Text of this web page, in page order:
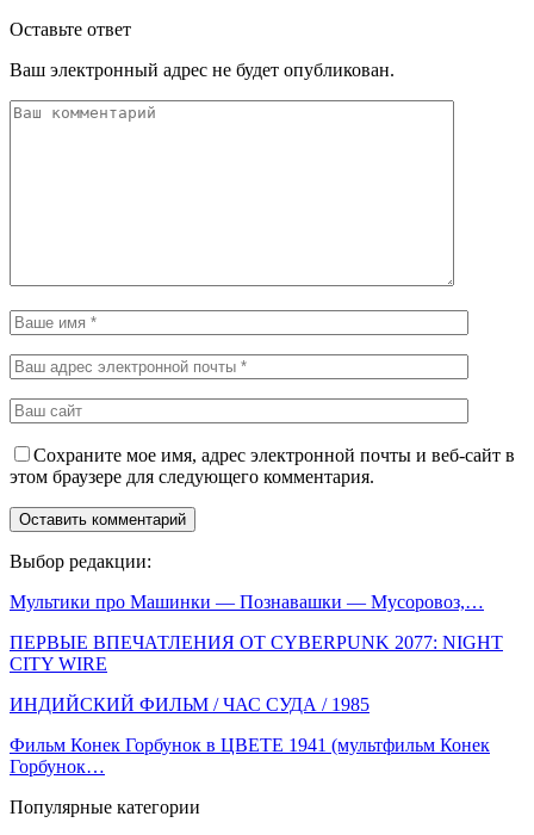
Оставьте ответ
Ваш электронный адрес не будет опубликован.
Сохраните мое имя, адрес электронной почты и веб-сайт в
этом браузере для следующего комментария.
Выбор редакции:
Мультики про Машинки — Познавашки — Мусоровоз,…
ПЕРВЫЕ ВПЕЧАТЛЕНИЯ ОТ CYBERPUNK 2077: NIGHT
CITY WIRE
ИНДИЙСКИЙ ФИЛЬМ / ЧАС СУДА / 1985
Фильм Конек Горбунок в ЦВЕТЕ 1941 (мультфильм Конек
Горбунок…
Популярные категории